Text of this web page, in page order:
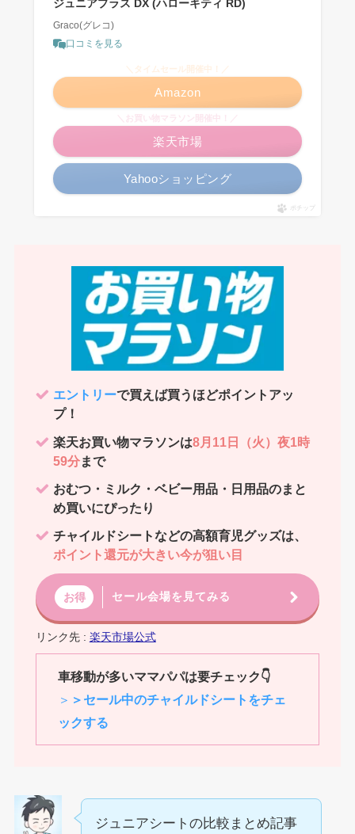
ジュニアプラス DX (ハローキティ RD)
Graco(グレコ)
口コミを見る
＼タイムセール開催中！／
Amazon
＼お買い物マラソン開催中！／
楽天市場
Yahooショッピング
ポチップ
エントリーで買えば買うほどポイントアッ
プ！
楽天お買い物マラソンは8月11日（火）夜1時
59分まで
おむつ・ミルク・ベビー用品・日用品のまと
め買いにぴったり
チャイルドシートなどの高額育児グッズは、
ポイント還元が大きい今が狙い目
お得 セール会場を見てみる
リンク先 : 楽天市場公式
車移動が多いママパパは要チェック👇
＞ ＞セール中のチャイルドシートをチェ
ックする
ジュニアシートの比較まとめ記事